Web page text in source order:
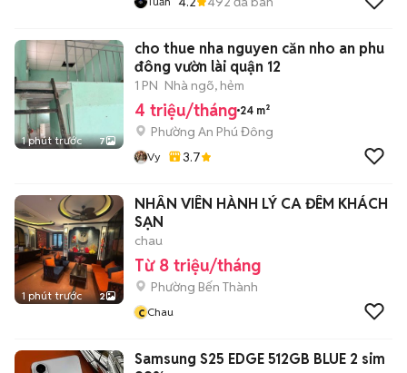
1 phút trước 7
cho thue nha nguyen căn nho an phu
đông vườn lài quận 12
1 PN Nhà ngõ, hẻm
4 triệu/tháng 24 m²
Phường An Phú Đông
Vy 3.7
1 phút trước 2
NHÂN VIÊN HÀNH LÝ CA ĐÊM KHÁCH
SẠN
chau
Từ 8 triệu/tháng
Phường Bến Thành
c Chau
Samsung S25 EDGE 512GB BLUE 2 sim